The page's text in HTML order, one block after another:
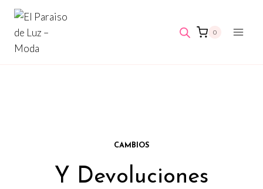
Saltar
contenido
0
CAMBIOS
Y Devoluciones